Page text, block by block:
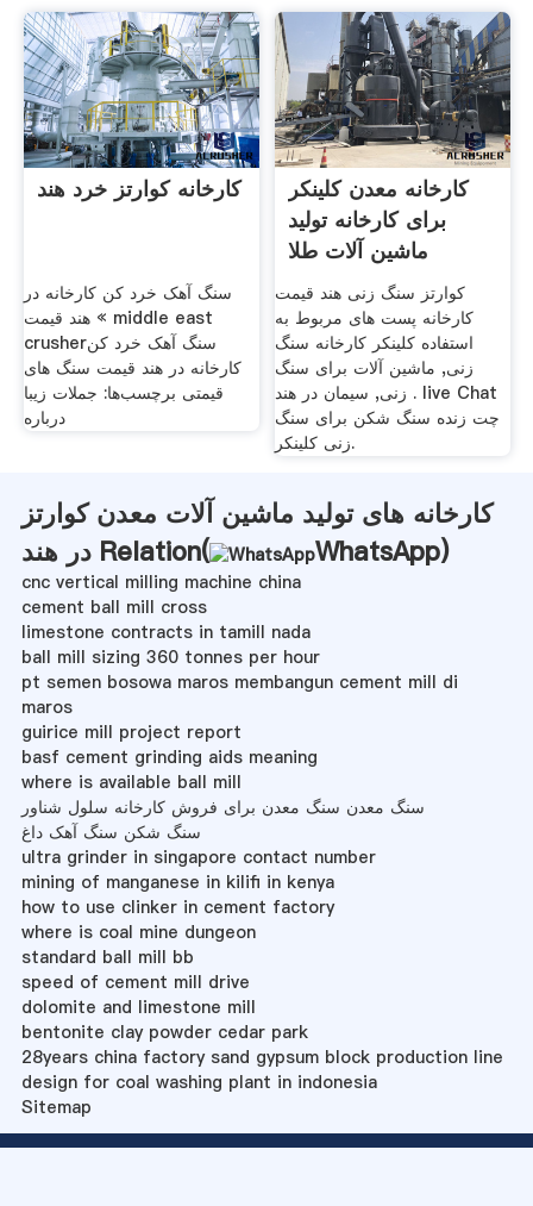
کارخانه کوارتز خرد هند
سنگ آهک خرد کن کارخانه در
هند قیمت « middle east
crusherسنگ آهک خرد کن
کارخانه در هند قیمت سنگ های
قیمتی برچسب‌ها: جملات زیبا
درباره
کارخانه معدن کلینکر
برای کارخانه تولید
ماشین آلات طلا
کوارتز سنگ زنی هند قیمت
کارخانه پست های مربوط به
استفاده کلینکر کارخانه سنگ
زنی, ماشین آلات برای سنگ
زنی, سیمان در هند . live Chat
چت زنده سنگ شکن برای سنگ
زنی کلینکر.
کارخانه های تولید ماشین آلات معدن کوارتز
در هند Relation(
WhatsApp)
cnc vertical milling machine china
cement ball mill cross
limestone contracts in tamill nada
ball mill sizing 360 tonnes per hour
pt semen bosowa maros membangun cement mill di
maros
guirice mill project report
basf cement grinding aids meaning
where is available ball mill
سنگ معدن سنگ معدن برای فروش کارخانه سلول شناور
سنگ شکن سنگ آهک داغ
ultra grinder in singapore contact number
mining of manganese in kilifi in kenya
how to use clinker in cement factory
where is coal mine dungeon
standard ball mill bb
speed of cement mill drive
dolomite and limestone mill
bentonite clay powder cedar park
28years china factory sand gypsum block production line
design for coal washing plant in indonesia
Sitemap